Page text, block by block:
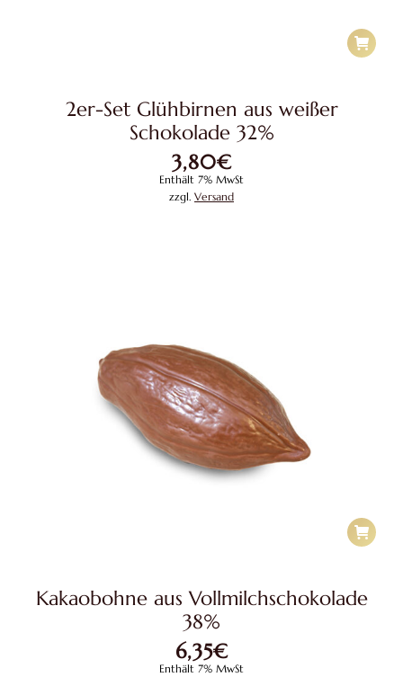
2er-Set Glühbirnen aus weißer
Schokolade 32%
3,80€
Enthält 7% MwSt
zzgl. Versand
Kakaobohne aus Vollmilchschokolade
38%
6,35€
Enthält 7% MwSt